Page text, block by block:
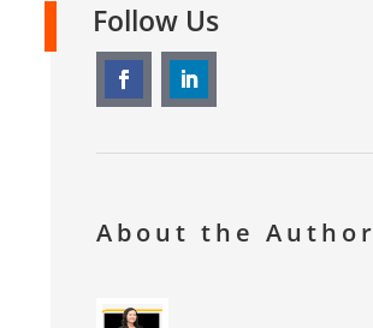
Follow Us
About the Author